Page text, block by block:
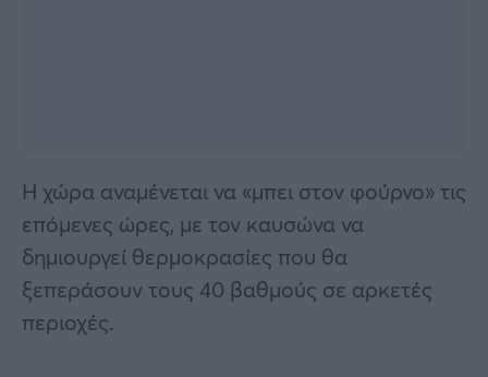
Η χώρα αναμένεται να «μπει στον φούρνο» τις
επόμενες ώρες, με τον καυσώνα να
δημιουργεί θερμοκρασίες που θα
ξεπεράσουν τους 40 βαθμούς σε αρκετές
περιοχές.